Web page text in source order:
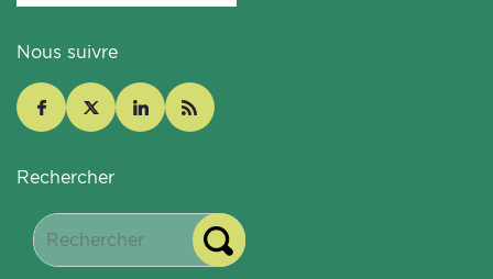
Nous suivre
Rechercher